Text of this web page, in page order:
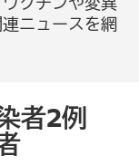
ニュースを網
者2例